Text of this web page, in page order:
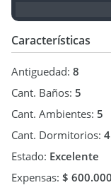
Características
Antiguedad: 8
Cant. Baños: 5
Cant. Ambientes: 5
Cant. Dormitorios: 4
Estado: Excelente
Expensas: $ 600.000